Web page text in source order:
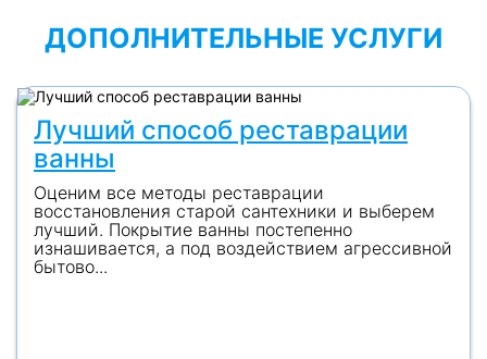
ДОПОЛНИТЕЛЬНЫЕ УСЛУГИ
Лучший способ реставрации
ванны
Оценим все методы реставрации
восстановления старой сантехники и выберем
лучший. Покрытие ванны постепенно
изнашивается, а под воздействием агрессивной
бытово...